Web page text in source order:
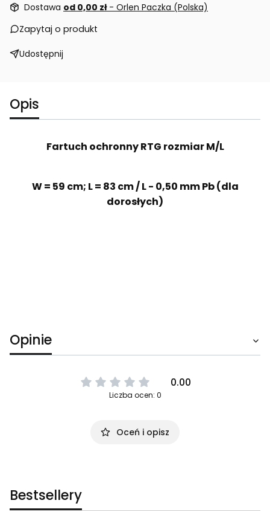
Dostawa od 0,00 zł - Orlen Paczka (Polska)
Zapytaj o produkt
Udostępnij
Opis
Fartuch ochronny RTG rozmiar M/L
W = 59 cm; L = 83 cm / L - 0,50 mm Pb (dla
dorosłych)
Opinie
0.00
Liczba ocen: 0
Oceń i opisz
Bestsellery